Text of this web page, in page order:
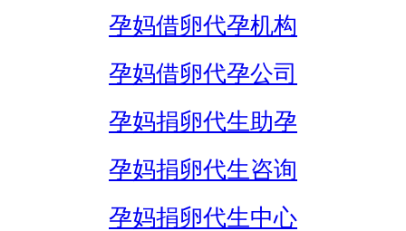
孕妈借卵代孕机构
孕妈借卵代孕公司
孕妈捐卵代生助孕
孕妈捐卵代生咨询
孕妈捐卵代生中心